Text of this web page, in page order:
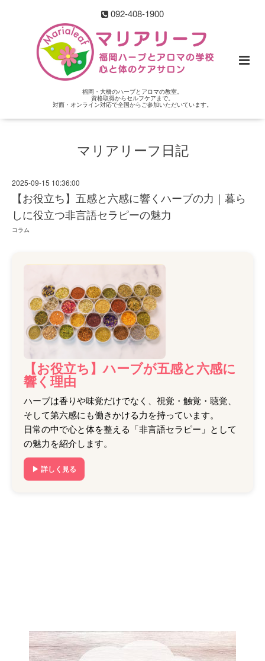
092-408-1900
福岡・大橋のハーブとアロマの教室。
資格取得からセルフケアまで。
対面・オンライン対応で全国からご参加いただいています。
マリアリーフ日記
2025-09-15 10:36:00
【お役立ち】五感と六感に響くハーブの力｜暮ら
しに役立つ非言語セラピーの魅力
コラム
【お役立ち】ハーブが五感と六感に
響く理由
ハーブは香りや味覚だけでなく、視覚・触覚・聴覚、
そして第六感にも働きかける力を持っています。
日常の中で心と体を整える「非言語セラピー」として
の魅力を紹介します。
▶ 詳しく見る